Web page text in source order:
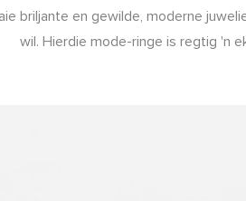
briljante en gewilde, moderne
wil. Hierdie mode-ringe is regtig 'n